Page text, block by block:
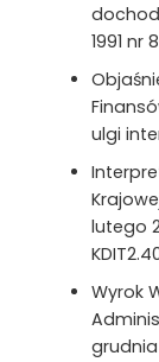
1991 nr
ulgi
lutego
Wyrok
grudnia